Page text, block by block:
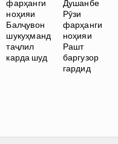
фарҳанги
ноҳияи
Балҷувон
шукуҳманд
таҷлил
карда шуд
Душанбе
Рӯзи
фарҳанги
ноҳияи
Рашт
баргузор
гардид